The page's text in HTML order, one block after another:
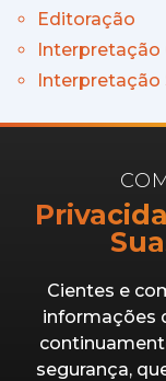
Editoração
Interpretação
Interpretação
Cientes e
informações
segurança,